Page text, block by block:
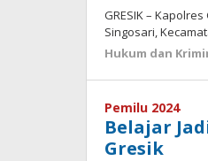
GRESIK –
Singosari,
Hukum dan
Pemilu 2024
Belajar
Gresik